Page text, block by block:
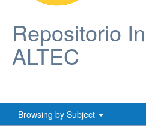
Repositorio
ALTEC
Browsing by Subject